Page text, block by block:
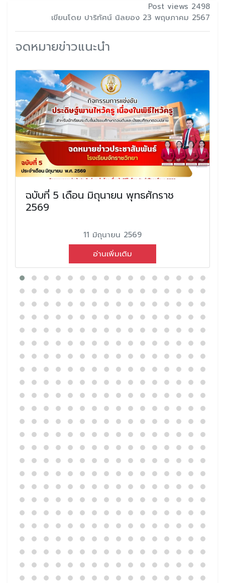
Post views 2498
เขียนโดย ปาริทัศน์ นิลยอง 23 พฤษภาคม 2567
จดหมายข่าวแนะนำ
ฉบับที่ 5 เดือน มิถุนายน พุทธศักราช
2569
11 มิถุนายน 2569
อ่านเพิ่มเติม